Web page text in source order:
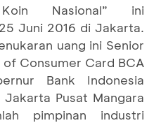
Nasional” ini
Juni 2016 di Jakarta.
uang ini Senior
Consumer Card BCA
Bank Indonesia
Pusat Mangara
pimpinan industri